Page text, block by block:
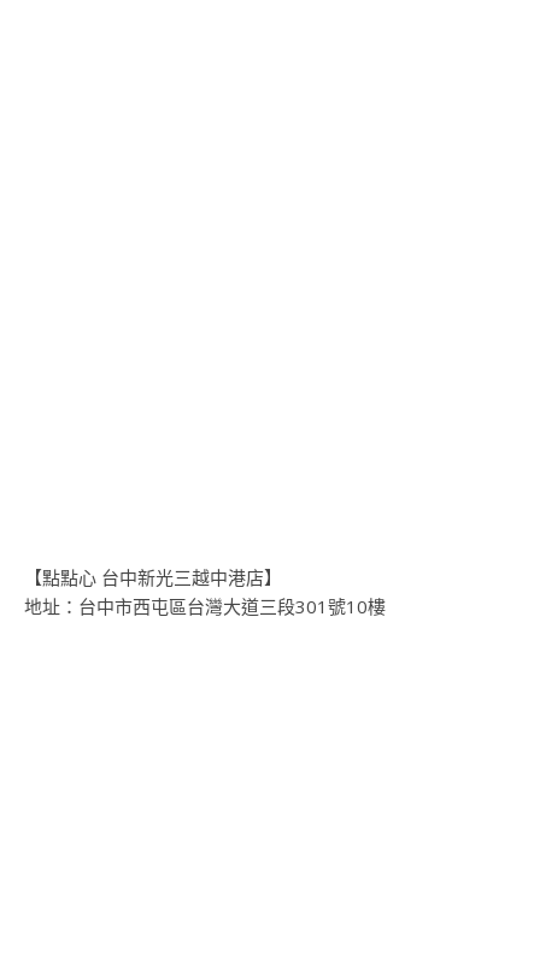
【點點心 台中新光三越中港店】
地址：台中市西屯區台灣大道三段301號10樓